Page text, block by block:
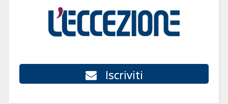
Iscriviti